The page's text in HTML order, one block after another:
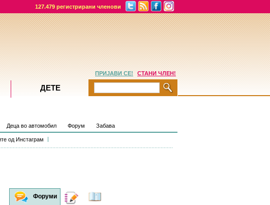
127.479 регистрирани членови
од Инстаграм
Деца во автомобил Форум Забава
Форуми Дневници
ПРИЈАВИ СЕ! СТАНИ ЧЛЕН!
ДЕТЕ